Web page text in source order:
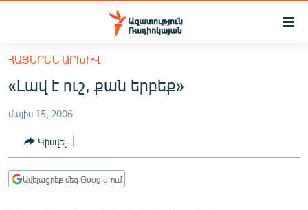
Մատչելիության
հիմնական
բովանդակությանը
հիմնական
մենյուին
Որոնում
ՀԱՅԱՍՏԱՆ
ՔԱՂԱՔԱԿԱՆ
ԸՆՏՐՈՒԹՅՈՒՆՆԵՐ 2026
ԻՐԱՎՈՒՆՔ
ՀԱՅԵՐԵՆ ԱՐԽԻՎ
«Լավ է ուշ, քան երբեք»
մայիս 15, 2006
Կիսվել
Ավելացրեք մեզ Google-ում